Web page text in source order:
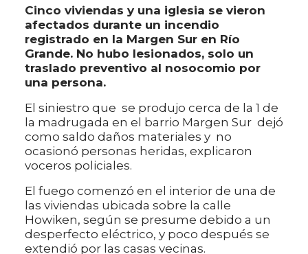
Cinco viviendas y una iglesia se vieron
afectados durante un incendio
registrado en la Margen Sur en Río
Grande. No hubo lesionados, solo un
traslado preventivo al nosocomio por
una persona.
El siniestro que se produjo cerca de la 1 de
la madrugada en el barrio Margen Sur dejó
como saldo daños materiales y no
ocasionó personas heridas, explicaron
voceros policiales.
El fuego comenzó en el interior de una de
las viviendas ubicada sobre la calle
Howiken, según se presume debido a un
desperfecto eléctrico, y poco después se
extendió por las casas vecinas.